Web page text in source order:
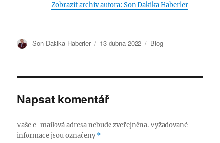
Zobrazit archiv autora: Son Dakika Haberler
ASon Dakika Haberler
P
k
o
á
n
13 dubna 2022
R
Blog
Napsat komentář
Vaše e-mailová adresa nebude zveřejněna. Vyžadované
informace jsou označeny*